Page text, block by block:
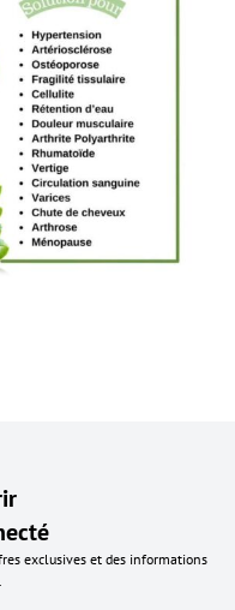
exclusives et des informations